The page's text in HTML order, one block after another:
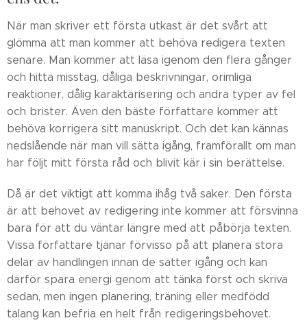
När man skriver ett första utkast är det svårt att
glömma att man kommer att behöva redigera texten
senare. Man kommer att läsa igenom den flera gånger
och hitta misstag, dåliga beskrivningar, orimliga
reaktioner, dålig karaktärisering och andra typer av fel
och brister. Även den bäste författare kommer att
behöva korrigera sitt manuskript. Och det kan kännas
nedslående när man vill sätta igång, framförallt om man
har följt mitt första råd och blivit kär i sin berättelse.
Då är det viktigt att komma ihåg två saker. Den första
är att behovet av redigering inte kommer att försvinna
bara för att du väntar längre med att påbörja texten.
Vissa författare tjänar förvisso på att planera stora
delar av handlingen innan de sätter igång och kan
därför spara energi genom att tänka först och skriva
sedan, men ingen planering, träning eller medfödd
talang kan befria en helt från redigeringsbehovet.